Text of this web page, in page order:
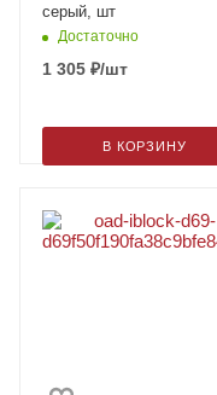
серый, шт
Достаточно
1 305 ₽/шт
В КОРЗИНУ